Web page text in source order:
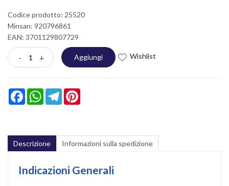
Codice prodotto: 25520
Minsan: 920796861
EAN: 3701129807729
- + Aggiungi Wishlist
FacebookWhatsAppTelegram
Descrizione Informazioni sulla spedizione
Indicazioni Generali